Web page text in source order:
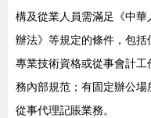
構及從業人員需滿足《中
辦法》等規定的條件，包
專業技術資格或從事會計
務內部規范；有固定辦公
從事代理記賬業務。